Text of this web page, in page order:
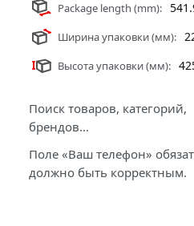
Package length (mm):
Ширина упаковки (мм):
Высота упаковки (мм):
Поиск товаров, категорий,
брендов…
Поле «Ваш телефон»
должно быть корректным.